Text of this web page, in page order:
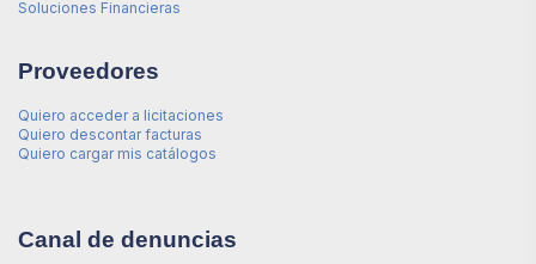
Soluciones Financieras
Proveedores
Quiero acceder a licitaciones
Quiero descontar facturas
Quiero cargar mis catálogos
Canal de denuncias